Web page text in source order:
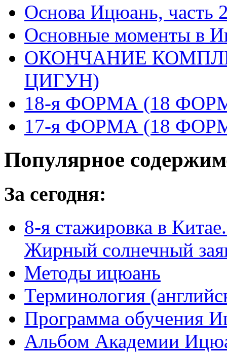
Основа Ицюань, часть
Основные моменты в
ОКОНЧАНИЕ
ЦИГУН)
18-я ФОРМА (18
17-я ФОРМА (18
Популярное
За сегодня:
8-я стажировка в
Жирный солнечный
Методы ицюань
Терминология
Программа обучения
Альбом Академии